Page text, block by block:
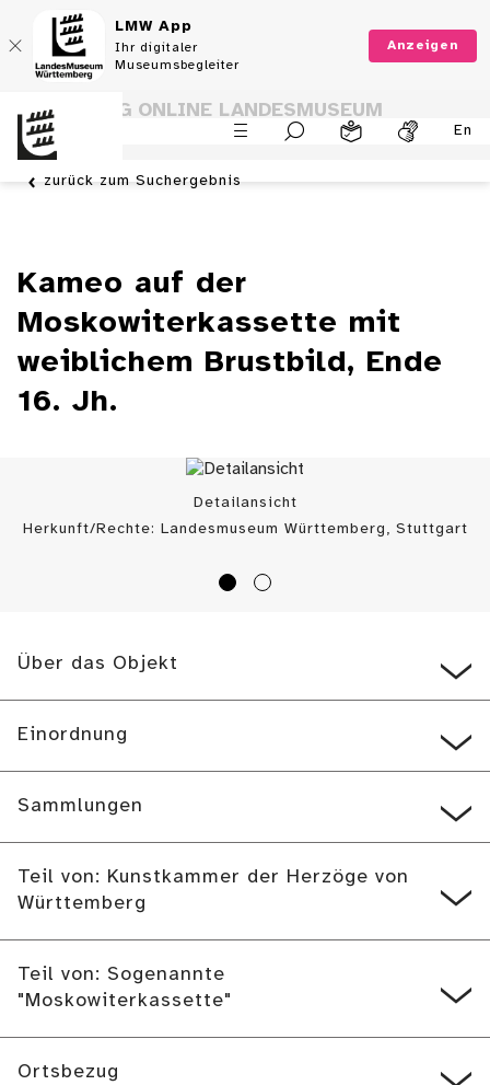
LMW App
Ihr digitaler
Museumsbegleiter
Anzeigen
En
SAMMLUNG ONLINE LANDESMUSEUM
WÜRTTEMBERG
zurück zum Suchergebnis
Kameo auf der
Moskowiterkassette mit
weiblichem Brustbild, Ende
16. Jh.
Detailansicht
Herkunft/Rechte: Landesmuseum Württemberg, Stuttgart
Über das Objekt
Einordnung
Sammlungen
Teil von: Kunstkammer der Herzöge von
Württemberg
Teil von: Sogenannte
"Moskowiterkassette"
Ortsbezug